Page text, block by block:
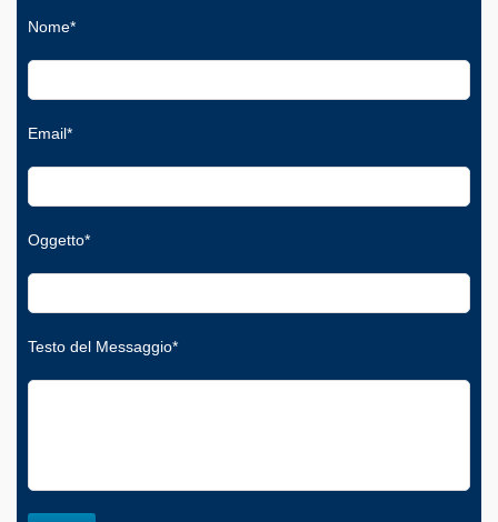
Nome*
Email*
Oggetto*
Testo del Messaggio*